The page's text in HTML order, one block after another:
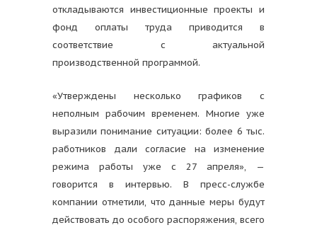
откладываются инвестиционные проекты и
фонд оплаты труда приводится в
соответствие с актуальной
производственной программой.
«Утверждены несколько графиков с
неполным рабочим временем. Многие уже
выразили понимание ситуации: более 6 тыс.
работников дали согласие на изменение
режима работы уже с 27 апреля», —
говорится в интервью. В пресс-службе
компании отметили, что данные меры будут
действовать до особого распоряжения, всего